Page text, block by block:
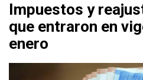
Impuestos y
que entraron en
enero